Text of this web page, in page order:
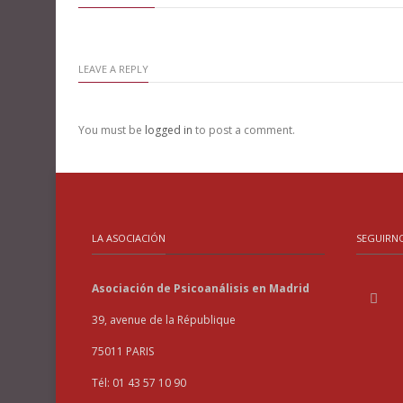
LEAVE A REPLY
You must be logged in to post a comment.
LA ASOCIACIÓN
Asociación de Psicoanálisis en Madrid
39, avenue de la République
75011 PARIS
Tél: 01 43 57 10 90